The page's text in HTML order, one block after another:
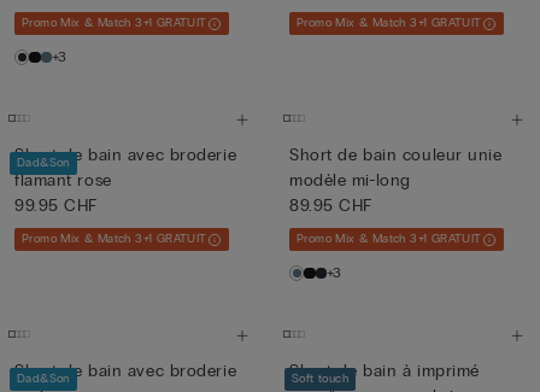
Promo Mix & Match 3+1 GRATUIT
+3
Promo Mix & Match 3+1 GRATUIT
Dad&Son
Short de bain avec broderie
flamant rose
99.95 CHF
Promo Mix & Match 3+1 GRATUIT
Short de bain couleur unie
modèle mi-long
89.95 CHF
Promo Mix & Match 3+1 GRATUIT
+3
Dad&Son
Short de bain avec broderie
Soft touch
Short de bain à imprimé